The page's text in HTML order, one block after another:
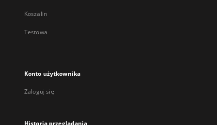
Koszalin
Testowa
Konto użytkownika
Zaloguj się
Historia przeglądania